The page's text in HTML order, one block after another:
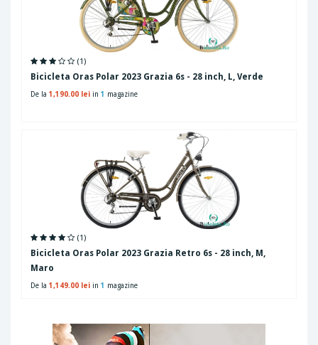
(1)
Bicicleta Oras Polar 2023 Grazia 6s - 28 inch, L, Verde
De la 1,190.00 lei in 1 magazine
(1)
Bicicleta Oras Polar 2023 Grazia Retro 6s - 28 inch, M,
Maro
De la 1,149.00 lei in 1 magazine